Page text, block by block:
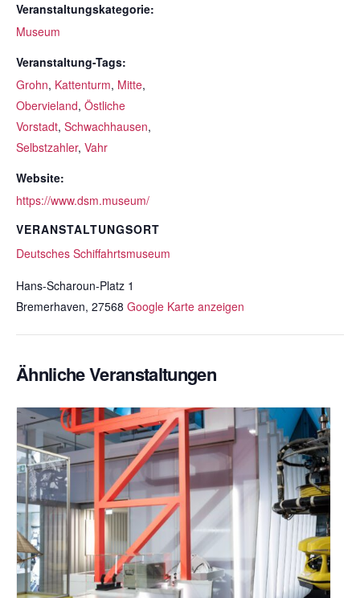
Veranstaltungskategorie:
Museum
Veranstaltung-Tags:
Grohn, Kattenturm, Mitte,
Obervieland, Östliche
Vorstadt, Schwachhausen,
Selbstzahler, Vahr
Website:
https://www.dsm.museum/
VERANSTALTUNGSORT
Deutsches Schiffahrtsmuseum
Hans-Scharoun-Platz 1
Bremerhaven, 27568 Google Karte anzeigen
Ähnliche Veranstaltungen